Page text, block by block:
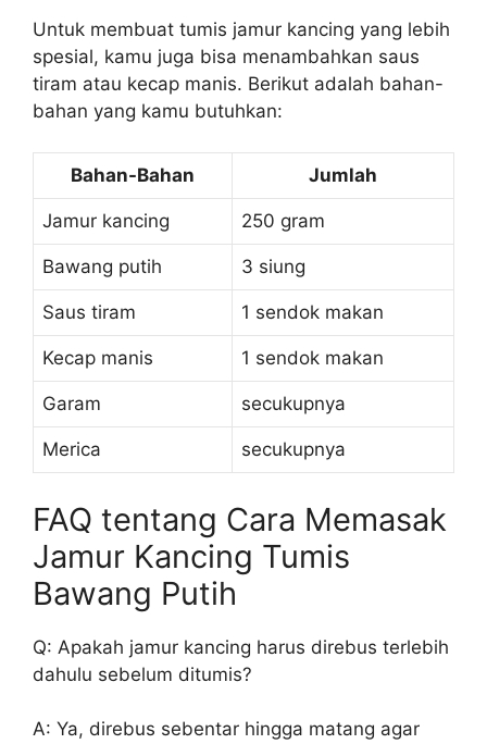
Untuk membuat tumis jamur kancing yang lebih
spesial, kamu juga bisa menambahkan saus
tiram atau kecap manis. Berikut adalah bahan-
bahan yang kamu butuhkan:
Bahan-Bahan Jumlah
Jamur kancing 250 gram
Bawang putih 3 siung
Saus tiram 1 sendok makan
Kecap manis 1 sendok makan
Garam secukupnya
Merica secukupnya
FAQ tentang Cara Memasak
Jamur Kancing Tumis
Bawang Putih
Q: Apakah jamur kancing harus direbus terlebih
dahulu sebelum ditumis?
A: Ya, direbus sebentar hingga matang agar